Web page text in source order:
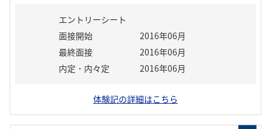
エントリーシート
面接開始
2016年06月
最終面接
2016年06月
内定・内々定
2016年06月
体験記の詳細はこちら